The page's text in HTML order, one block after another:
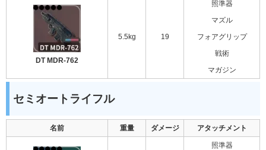
DT MDR-762
5.5kg 19
照準器
マズル
フォアグリップ
戦術
マガジン
セミオートライフル
名前 重量 ダメージ アタッチメント
照準器